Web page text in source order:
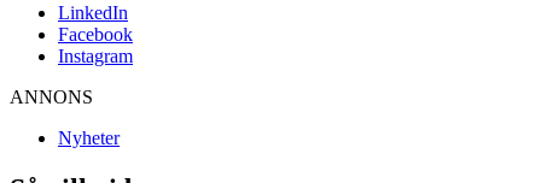
LinkedIn
Facebook
Instagram
ANNONS
Nyheter